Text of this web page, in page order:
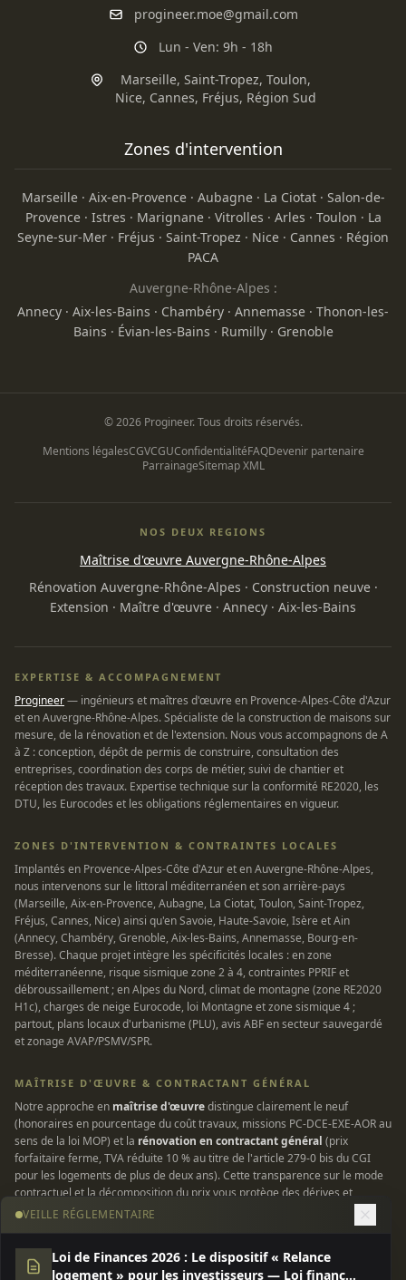
progineer.moe@gmail.com
Lun - Ven: 9h - 18h
Marseille, Saint-Tropez, Toulon,
Nice, Cannes, Fréjus, Région Sud
Zones d'intervention
Marseille· Aix-en-Provence· Aubagne· La Ciotat· Salon-de-
Provence· Istres · Marignane· Vitrolles · Arles · Toulon · La
Seyne-sur-Mer · Fréjus · Saint-Tropez · Nice · Cannes · Région
PACA
Auvergne-Rhône-Alpes :
Annecy · Aix-les-Bains · Chambéry · Annemasse · Thonon-les-
Bains · Évian-les-Bains · Rumilly· Grenoble
© 2026 Progineer. Tous droits réservés.
Mentions légalesCGVCGUConfidentialitéFAQDevenir partenaire
ParrainageSitemap XML
NOS DEUX REGIONS
Maîtrise d'œuvre Auvergne-Rhône-Alpes
Rénovation Auvergne-Rhône-Alpes · Construction neuve·
Extension · Maître d'œuvre · Annecy · Aix-les-Bains
EXPERTISE & ACCOMPAGNEMENT
Progineer— ingénieurs et maîtres d'œuvre en Provence-Alpes-Côte d'Azur
et en Auvergne-Rhône-Alpes. Spécialiste de la construction de maisons sur
mesure, de la rénovation et de l'extension. Nous vous accompagnons de A
à Z : conception, dépôt de permis de construire, consultation des
entreprises, coordination des corps de métier, suivi de chantier et
réception des travaux. Expertise technique sur la conformité RE2020, les
DTU, les Eurocodes et les obligations réglementaires en vigueur.
ZONES D'INTERVENTION & CONTRAINTES LOCALES
Implantés en Provence-Alpes-Côte d'Azur et en Auvergne-Rhône-Alpes,
nous intervenons sur le littoral méditerranéen et son arrière-pays
(Marseille, Aix-en-Provence, Aubagne, La Ciotat, Toulon, Saint-Tropez,
Fréjus, Cannes, Nice) ainsi qu'en Savoie, Haute-Savoie, Isère et Ain
(Annecy, Chambéry, Grenoble, Aix-les-Bains, Annemasse, Bourg-en-
Bresse). Chaque projet intègre les spécificités locales : en zone
méditerranéenne, risque sismique zone 2 à 4, contraintes PPRIF et
débroussaillement ; en Alpes du Nord, climat de montagne (zone RE2020
H1c), charges de neige Eurocode, loi Montagne et zone sismique 4 ;
partout, plans locaux d'urbanisme (PLU), avis ABF en secteur sauvegardé
et zonage AVAP/PSMV/SPR.
MAÎTRISE D'ŒUVRE & CONTRACTANT GÉNÉRAL
Notre approche en maîtrise d'œuvredistingue clairement le neuf
(honoraires en pourcentage du coût travaux, missions PC-DCE-EXE-AOR au
sens de la loi MOP) et la rénovation en contractant général (prix
forfaitaire ferme, TVA réduite 10 % au titre de l'article 279-0 bis du CGI
pour les logements de plus de deux ans). Cette transparence sur le mode
contractuel et la décomposition du prix vous protège des dérives et
garantit une enveloppe maîtrisée. Tous nos chantiers sont couverts par
VEILLE RÉGLEMENTAIRE
Loi de Finances 2026 : Le dispositif « Relance
logement » pour les investisseurs — Loi finances